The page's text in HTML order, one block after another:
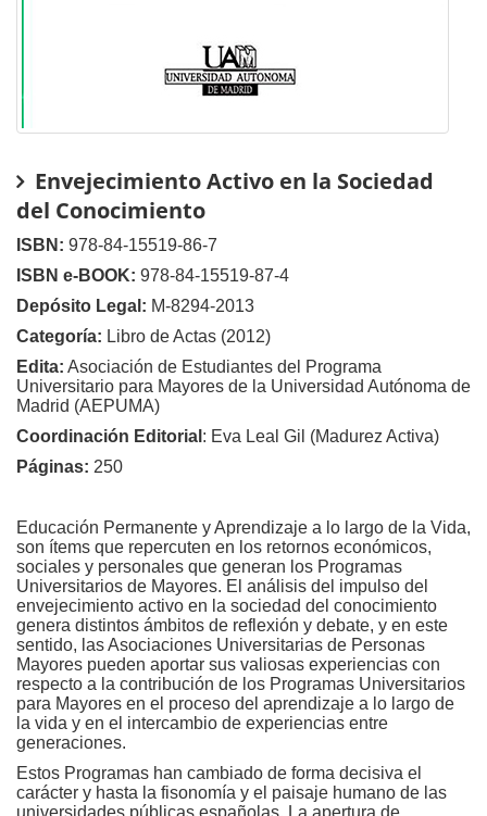
Envejecimiento Activo en la Sociedad
del Conocimiento
ISBN: 978-84-15519-86-7
ISBN e-BOOK: 978-84-15519-87-4
Depósito Legal: M-8294-2013
Categoría: Libro de Actas (2012)
Edita: Asociación de Estudiantes del Programa
Universitario para Mayores de la Universidad Autónoma de
Madrid (AEPUMA)
Coordinación Editorial : Eva Leal Gil (Madurez Activa)
Páginas: 250
Educación Permanente y Aprendizaje a lo largo de la Vida,
son ítems que repercuten en los retornos económicos,
sociales y personales que generan los Programas
Universitarios de Mayores. El análisis del impulso del
envejecimiento activo en la sociedad del conocimiento
genera distintos ámbitos de reflexión y debate, y en este
sentido, las Asociaciones Universitarias de Personas
Mayores pueden aportar sus valiosas experiencias con
respecto a la contribución de los Programas Universitarios
para Mayores en el proceso del aprendizaje a lo largo de
la vida y en el intercambio de experiencias entre
generaciones.
Estos Programas han cambiado de forma decisiva el
carácter y hasta la fisonomía y el paisaje humano de las
universidades públicas españolas. La apertura de